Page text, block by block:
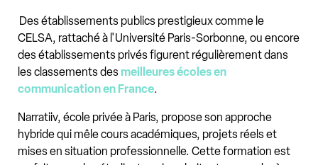
Des établissements publics prestigieux comme le
CELSA, rattaché à l'Université Paris-Sorbonne, ou encore
des établissements privés figurent régulièrement dans
les classements desmeilleures écoles en
communication en France.
Narratiiv, école privée à Paris, propose son approche
hybride qui mêle cours académiques, projets réels et
mises en situation professionnelle. Cette formation est